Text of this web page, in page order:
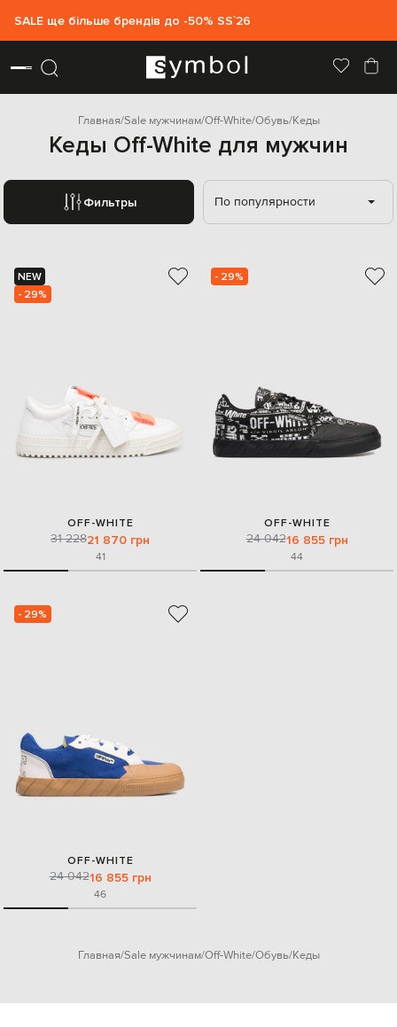
SALE ще більше брендів до -50% SS`26
Главная Sale мужчинам Off-White Обувь Кеды
Кеды Off-White для мужчин
Фильтры По популярности
NEW
- 29%
OFF-WHITE
31 22821 870 грн
41
- 29%
OFF-WHITE
24 04216 855 грн
44
- 29%
OFF-WHITE
24 04216 855 грн
46
Главная Sale мужчинам Off-White Обувь Кеды